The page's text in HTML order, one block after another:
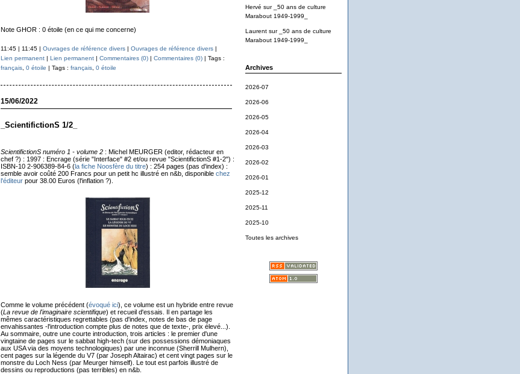
Hervé sur
_50 ans de culture
Marabout 1949-1999_
Laurentsur
_50 ans de culture
Marabout 1949-1999_
Archives
2026-07
2026-06
2026-05
2026-04
2026-03
2026-02
2026-01
2025-12
2025-11
2025-10
Toutes les archives
Note GHOR : 0 étoile (en ce qui me concerne)
11:45 | 11:45 | Ouvrages de référence divers| Ouvrages de référence divers|
Lien permanent| Lien permanent| Commentaires (0)| Commentaires (0)| Tags :
français, 0 étoile | Tags : français, 0 étoile
15/06/2022
_ScientifictionS 1/2_
ScientifictionS numéro 1 - volume 2: Michel MEURGER (editor, rédacteur en
chef ?) : 1997 : Encrage (série "Interface" #2 et/ou revue "ScientifictionS #1-2") :
ISBN-10 2-906389-84-6 (la fiche Noosfère du titre) : 254 pages (pas d'index) :
semble avoir coûté 200 Francs pour un petit hc illustré en n&b, disponible chez
l'éditeurpour 38.00 Euros (l'inflation ?).
Comme le volume précédent (évoqué ici), ce volume est un hybride entre revue
(La revue de l'imaginaire scientifique) et recueil d'essais. Il en partage les
mêmes caractéristiques regrettables (pas d'index, notes de bas de page
envahissantes -l'introduction compte plus de notes que de texte-, prix élevé...).
Au sommaire, outre une courte introduction, trois articles : le premier d'une
vingtaine de pages sur le sabbat high-tech (sur des possessions démoniaques
aux USA via des moyens technologiques) par une inconnue (Sherrill Mulhern),
cent pages sur la légende du V7 (par Joseph Altairac) et cent vingt pages sur le
monstre du Loch Ness (par Meurger himself). Le tout est parfois illustré de
dessins ou reproductions (pas terribles) en n&b.